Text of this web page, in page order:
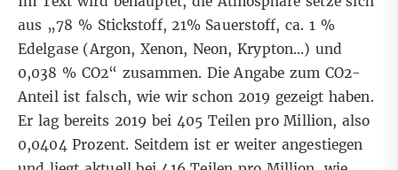
aus „78 % Stickstoff, 21% Sauerstoff, ca. 1 %
Edelgase (Argon, Xenon, Neon, Krypton…) und
0,038 % CO2“ zusammen. Die Angabe zum CO2-
Anteil ist falsch, wie wir schon 2019 gezeigt haben.
Er lag bereits 2019 bei 405Teilen pro Million, also
0,0404 Prozent. Seitdem ist er weiter angestiegen